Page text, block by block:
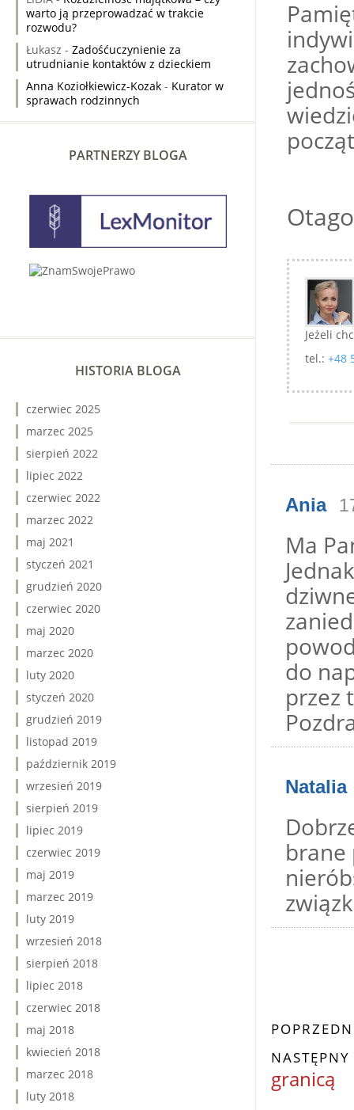
Jeżeli
tel.: +48
Ania
Ma
do
przez
Natalia
brane
granicą
warto ją przeprowadzać w trakcie
rozwodu?
Łukasz - Zadośćuczynienie za
utrudnianie kontaktów z dzieckiem
Anna Koziołkiewicz-Kozak - Kurator w
sprawach rodzinnych
PARTNERZY BLOGA
HISTORIA BLOGA
czerwiec 2025
marzec 2025
sierpień 2022
lipiec 2022
czerwiec 2022
marzec 2022
maj 2021
styczeń 2021
grudzień 2020
czerwiec 2020
maj 2020
marzec 2020
luty 2020
styczeń 2020
grudzień 2019
listopad 2019
październik 2019
wrzesień 2019
sierpień 2019
lipiec 2019
czerwiec 2019
maj 2019
marzec 2019
luty 2019
wrzesień 2018
sierpień 2018
lipiec 2018
czerwiec 2018
maj 2018
kwiecień 2018
marzec 2018
luty 2018